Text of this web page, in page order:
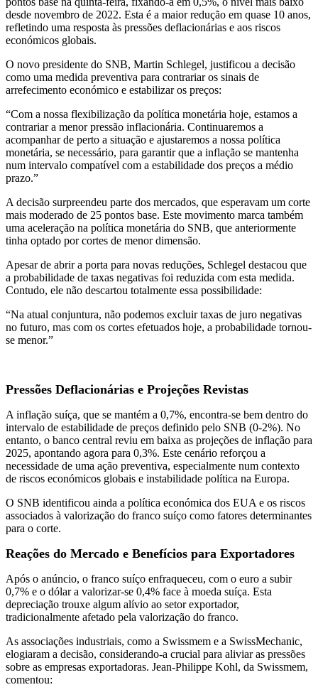
desde novembro de 2022. Esta é a maior redução em quase 10 anos,
refletindo uma resposta às pressões deflacionárias e aos riscos
económicos globais.
O novo presidente do SNB, Martin Schlegel, justificou a decisão
como uma medida preventiva para contrariar os sinais de
arrefecimento económico e estabilizar os preços:
“Com a nossa flexibilização da política monetária hoje, estamos a
contrariar a menor pressão inflacionária. Continuaremos a
acompanhar de perto a situação e ajustaremos a nossa política
monetária, se necessário, para garantir que a inflação se mantenha
num intervalo compatível com a estabilidade dos preços a médio
prazo.”
A decisão surpreendeu parte dos mercados, que esperavam um corte
mais moderado de 25 pontos base. Este movimento marca também
uma aceleração na política monetária do SNB, que anteriormente
tinha optado por cortes de menor dimensão.
Apesar de abrir a porta para novas reduções, Schlegel destacou que
a probabilidade de taxas negativas foi reduzida com esta medida.
Contudo, ele não descartou totalmente essa possibilidade:
“Na atual conjuntura, não podemos excluir taxas de juro negativas
no futuro, mas com os cortes efetuados hoje, a probabilidade tornou-
se menor.”
Pressões Deflacionárias e Projeções Revistas
A inflação suíça, que se mantém a 0,7%, encontra-se bem dentro do
intervalo de estabilidade de preços definido pelo SNB (0-2%). No
entanto, o banco central reviu em baixa as projeções de inflação para
2025, apontando agora para 0,3%. Este cenário reforçou a
necessidade de uma ação preventiva, especialmente num contexto
de riscos económicos globais e instabilidade política na Europa.
O SNB identificou ainda a política económica dos EUA e os riscos
associados à valorização do franco suíço como fatores determinantes
para o corte.
Reações do Mercado e Benefícios para Exportadores
Após o anúncio, o franco suíço enfraqueceu, com o euro a subir
0,7% e o dólar a valorizar-se 0,4% face à moeda suíça. Esta
depreciação trouxe algum alívio ao setor exportador,
tradicionalmente afetado pela valorização do franco.
As associações industriais, como a Swissmem e a SwissMechanic,
elogiaram a decisão, considerando-a crucial para aliviar as pressões
sobre as empresas exportadoras. Jean-Philippe Kohl, da Swissmem,
comentou: